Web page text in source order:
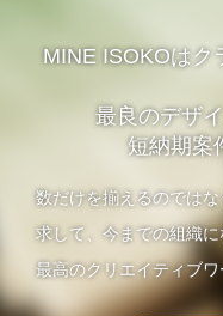
MINE ISOKOはク
最良のデザ
短納期案
数だけを揃えるのでは
求して、今までの組織に
最高のクリエイティブワ